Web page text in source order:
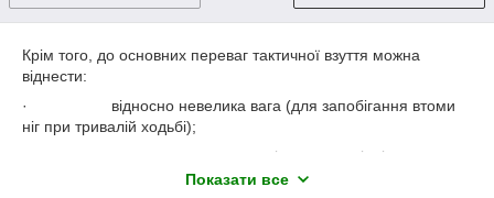
Крім того, до основних переваг тактичної взуття можна
віднести:
· відносно невелика вага (для запобігання втоми
ніг при тривалій ходьбі);
· використання високоміцних матеріалів для
Показати все